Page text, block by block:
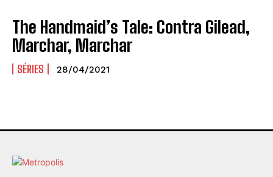
The Handmaid’s Tale: Contra Gilead,
Marchar, Marchar
SÉRIES 28/04/2021